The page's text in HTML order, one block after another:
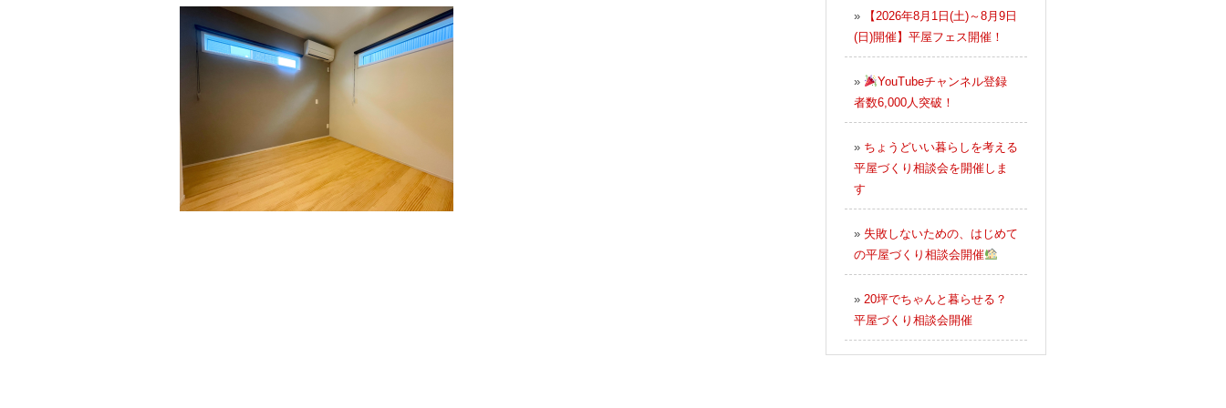
»
【2026年8月1日(土)～8月9日
(日)開催】平屋フェス開催！
»
YouTubeチャンネル登録
者数6,000人突破！
» ちょうどいい暮らしを考える
平屋づくり相談会を開催しま
す
» 失敗しないための、はじめて
の平屋づくり相談会開催
» 20坪でちゃんと暮らせる？
平屋づくり相談会開催